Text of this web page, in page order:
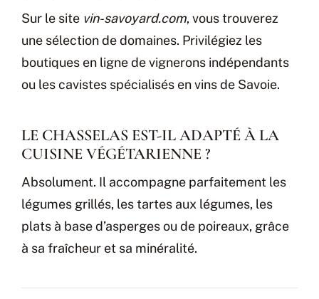
Sur le site vin-savoyard.com, vous trouverez
une sélection de domaines. Privilégiez les
boutiques en ligne de vignerons indépendants
ou les cavistes spécialisés en vins de Savoie.
LE CHASSELAS EST-IL ADAPTÉ À LA
CUISINE VÉGÉTARIENNE ?
Absolument. Il accompagne parfaitement les
légumes grillés, les tartes aux légumes, les
plats à base d’asperges ou de poireaux, grâce
à sa fraîcheur et sa minéralité.